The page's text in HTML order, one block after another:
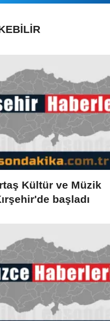
Kültür ve Müzik
başladı